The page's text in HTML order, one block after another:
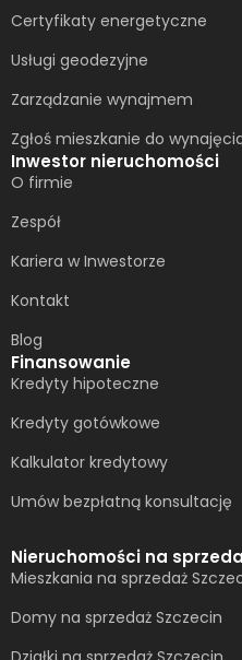
Certyfikaty energetyczne
Usługi geodezyjne
Zarządzanie wynajmem
Zgłoś mieszkanie do
Inwestor nieruchomości
O firmie
Zespół
Kariera w Inwestorze
Kontakt
Blog
Finansowanie
Kredyty hipoteczne
Kredyty gotówkowe
Kalkulator kredytowy
Umów bezpłatną konsultację​
Nieruchomości na
Mieszkania na sprzedaż
Domy na sprzedaż Szczecin